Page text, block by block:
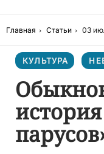
Главная Статьи 03
КУЛЬТУРА